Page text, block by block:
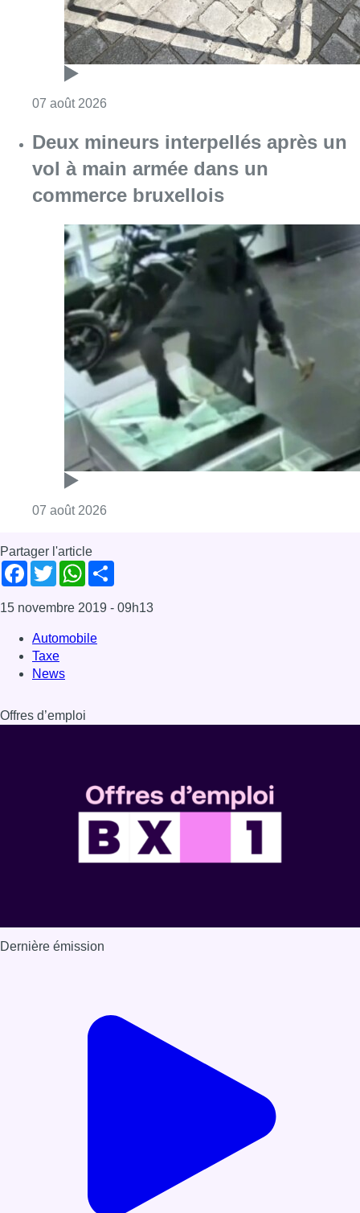
07 août 2026
Deux mineurs interpellés après un
vol à main armée dans un
commerce bruxellois
07 août 2026
Partager l'article
Facebook
TwitterWhatsApp
15 novembre 2019 - 09h13
Automobile
Taxe
News
Offres d’emploi
Dernière émission